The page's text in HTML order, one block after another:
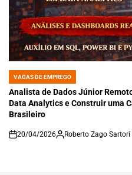
POSTED
IN
VAGAS DE EMPREGO
Analista de Dados Júnior
Data Analytics e Construir uma
Brasileiro
on
20/04/2026 Roberto Zago Sartori